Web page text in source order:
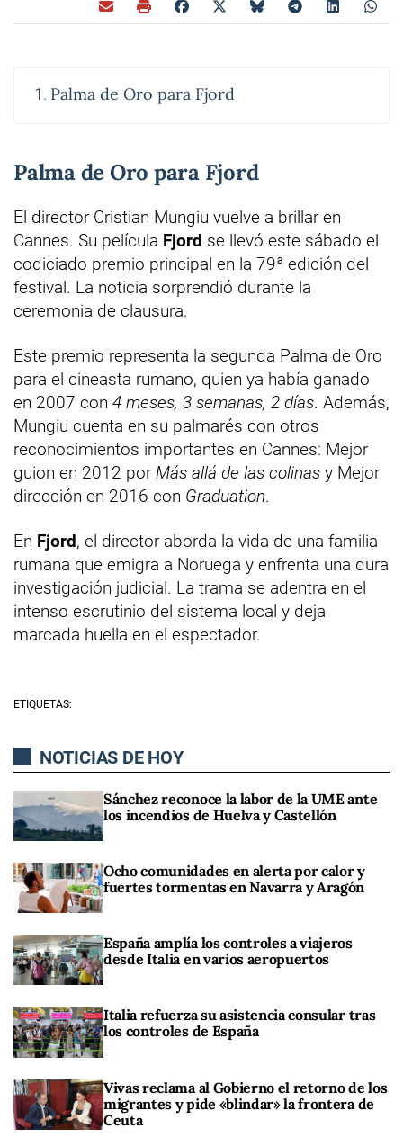
Palma de Oro para Fjord
Palma de Oro para Fjord
El director Cristian Mungiu vuelve a brillar en
Cannes. Su película Fjord se llevó este sábado el
codiciado premio principal en la 79ª edición del
festival. La noticia sorprendió durante la
ceremonia de clausura.
Este premio representa la segunda Palma de Oro
para el cineasta rumano, quien ya había ganado
en 2007 con 4 meses, 3 semanas, 2 días. Además,
Mungiu cuenta en su palmarés con otros
reconocimientos importantes en Cannes: Mejor
guion en 2012 por Más allá de las colinas y Mejor
dirección en 2016 con Graduation.
En Fjord, el director aborda la vida de una familia
rumana que emigra a Noruega y enfrenta una dura
investigación judicial. La trama se adentra en el
intenso escrutinio del sistema local y deja
marcada huella en el espectador.
ETIQUETAS:
NOTICIAS DE HOY
Sánchez reconoce la labor de la UME ante
los incendios de Huelva y Castellón
Ocho comunidades en alerta por calor y
fuertes tormentas en Navarra y Aragón
España amplía los controles a viajeros
desde Italia en varios aeropuertos
Italia refuerza su asistencia consular tras
los controles de España
Vivas reclama al Gobierno el retorno de los
migrantes y pide «blindar» la frontera de
Ceuta